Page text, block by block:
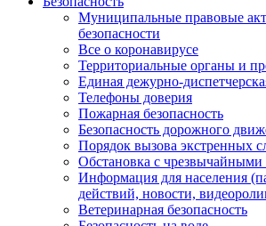
Муниципальные правовые
безопасности
Все о коронавирусе
Территориальные органы и
Единая дежурно-
Телефоны доверия
Пожарная безопасность
Безопасность дорожного
Порядок вызова экстренных
Обстановка с чрезвычайными
Информация для населения
действий, новости,
Ветеринарная безопасность